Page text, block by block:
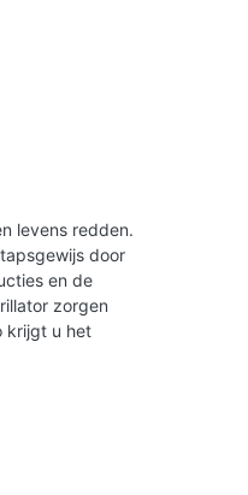
levens redden.
door
en de
zorgen
krijgt u het